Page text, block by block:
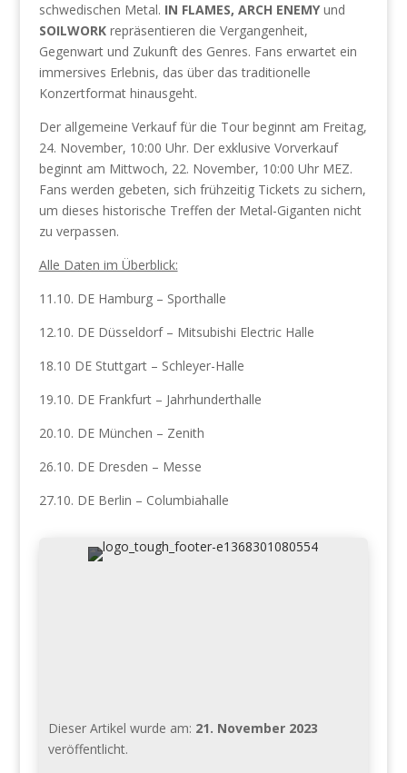
schwedischen Metal. IN FLAMES, ARCH ENEMYund
SOILWORKrepräsentieren die Vergangenheit,
Gegenwart und Zukunft des Genres. Fans erwartet ein
immersives Erlebnis, das über das traditionelle
Konzertformat hinausgeht.
Der allgemeine Verkauf für die Tour beginnt am Freitag,
24. November, 10:00 Uhr. Der exklusive Vorverkauf
beginnt am Mittwoch, 22. November, 10:00 Uhr MEZ.
Fans werden gebeten, sich frühzeitig Tickets zu sichern,
um dieses historische Treffen der Metal-Giganten nicht
zu verpassen.
Alle Daten im Überblick:
11.10. DE Hamburg – Sporthalle
12.10. DE Düsseldorf – Mitsubishi Electric Halle
18.10 DE Stuttgart – Schleyer-Halle
19.10. DE Frankfurt – Jahrhunderthalle
20.10. DE München – Zenith
26.10. DE Dresden – Messe
27.10. DE Berlin – Columbiahalle
Dieser Artikel wurde am: 21. November 2023
veröffentlicht.